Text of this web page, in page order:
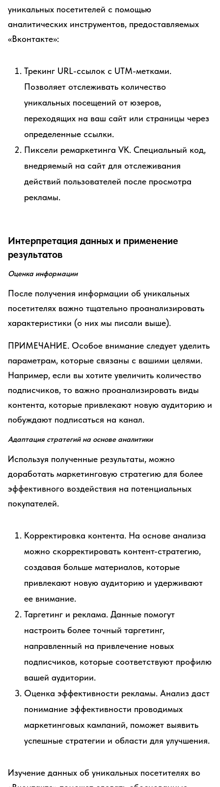
уникальных посетителей с помощью
аналитических инструментов, предоставляемых
«Вконтакте»:
Трекинг URL-ссылок с UTM-метками.
Позволяет отслеживать количество
уникальных посещений от юзеров,
переходящих на ваш сайт или страницы через
определенные ссылки.
Пиксели ремаркетинга VK. Специальный код,
внедряемый на сайт для отслеживания
действий пользователей после просмотра
рекламы.
Интерпретация данных и применение
результатов
Оценка информации
После получения информации об уникальных
посетителях важно тщательно проанализировать
характеристики (о них мы писали выше).
ПРИМЕЧАНИЕ. Особое внимание следует уделить
параметрам, которые связаны с вашими целями.
Например, если вы хотите увеличить количество
подписчиков, то важно проанализировать виды
контента, которые привлекают новую аудиторию и
побуждают подписаться на канал.
Адаптация стратегий на основе аналитики
Используя полученные результаты, можно
доработать маркетинговую стратегию для более
эффективного воздействия на потенциальных
покупателей.
Корректировка контента. На основе анализа
можно скорректировать контент-стратегию,
создавая больше материалов, которые
привлекают новую аудиторию и удерживают
ее внимание.
Таргетинг и реклама. Данные помогут
настроить более точный таргетинг,
направленный на привлечение новых
подписчиков, которые соответствуют профилю
вашей аудитории.
Оценка эффективности рекламы. Анализ даст
понимание эффективности проводимых
маркетинговых кампаний, поможет выявить
успешные стратегии и области для улучшения.
Изучение данных об уникальных посетителях во